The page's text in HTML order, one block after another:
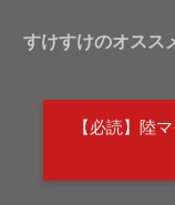
すけすけのオスス
【必読】陸